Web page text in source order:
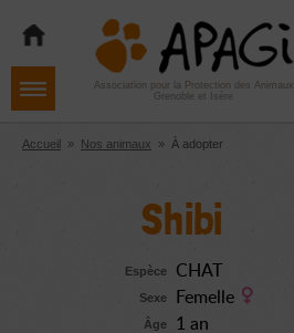
navigation
contenu
Aller
pied
de
Association pour la Protection des Animaux
Grenoble et Isère
Accueil » Nos animaux » À adopter
Shibi
Espèce CHAT
Sexe Femelle
Âge 1 an